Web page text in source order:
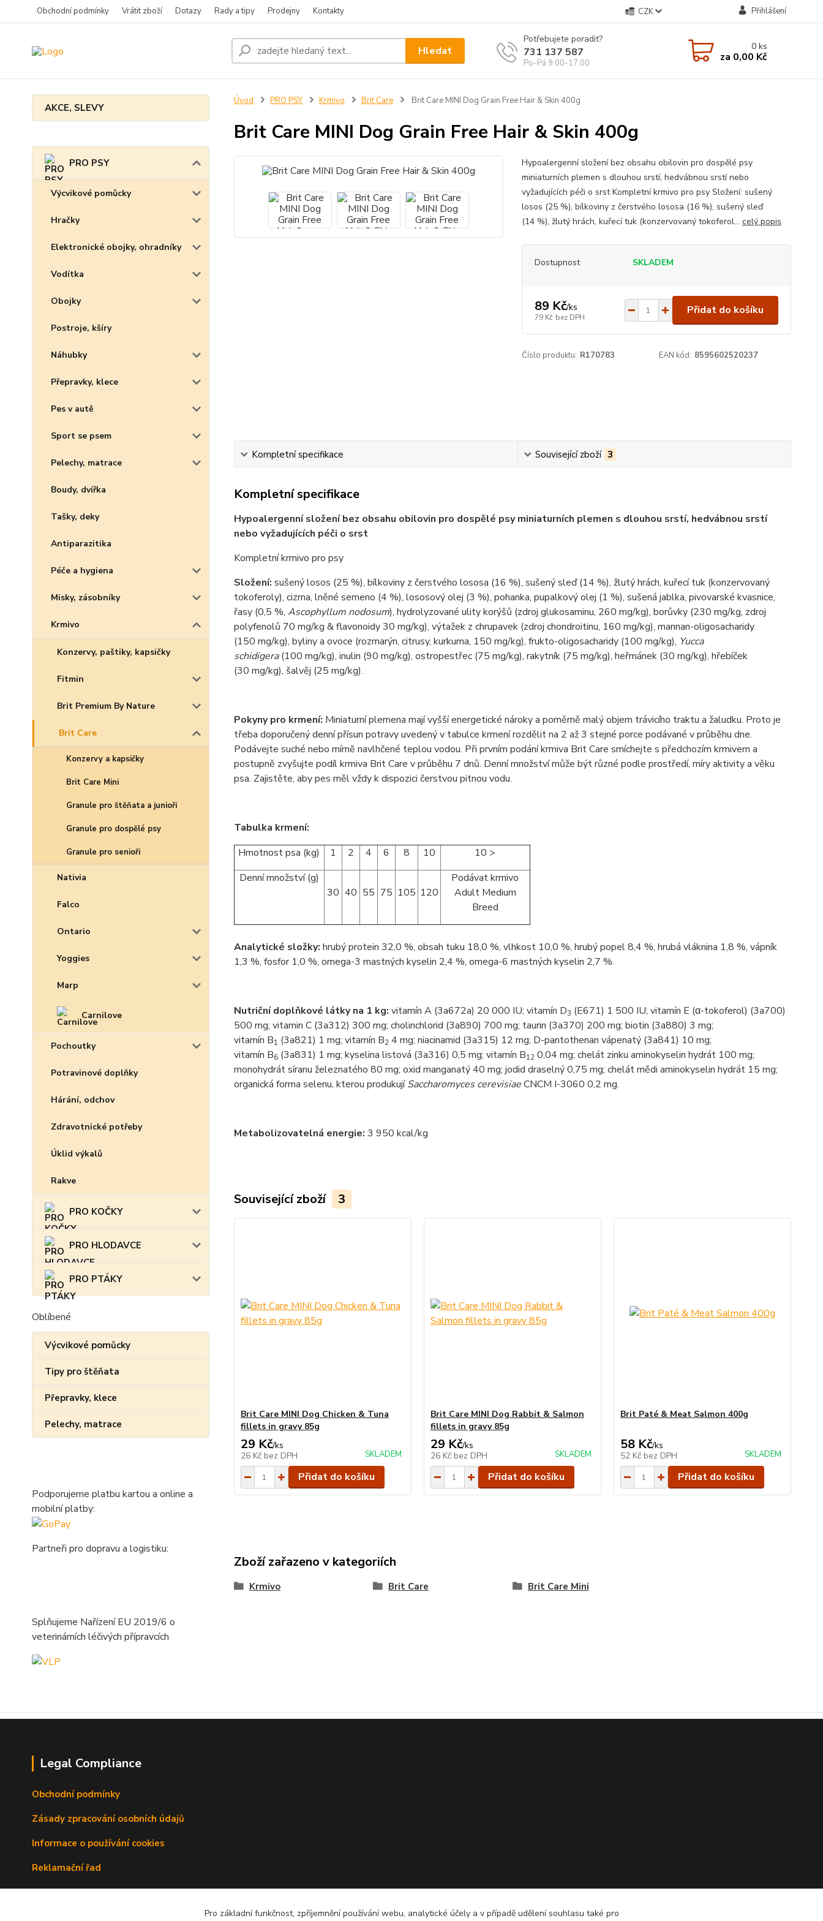
Obchodní podmínky Vrátit zboží Dotazy Rady a tipy Prodejny Kontakty CZK Přihlášení
Hledat
Potřebujete poradit?
731 137 587
Po-Pá 9:00-17:00
0ks
za 0,00 Kč
AKCE, SLEVY
PRO PSY
Výcvikové pomůcky
Hračky
Elektronické obojky, ohradníky
Vodítka
Obojky
Postroje, kšíry
Náhubky
Přepravky, klece
Pes v autě
Sport se psem
Pelechy, matrace
Boudy, dvířka
Tašky, deky
Antiparazitika
Péče a hygiena
Misky, zásobníky
Krmivo
Konzervy, paštiky, kapsičky
Fitmin
Brit Premium By Nature
Brit Care
Konzervy a kapsičky
Brit Care Mini
Granule pro štěňata a junioři
Granule pro dospělé psy
Granule pro senioři
Nativia
Falco
Ontario
Yoggies
Marp
Carnilove
Pochoutky
Potravinové doplňky
Hárání, odchov
Zdravotnické potřeby
Úklid výkalů
Rakve
PRO KOČKY
PRO HLODAVCE
PRO PTÁKY
Oblíbené
Výcvikové pomůcky
Tipy pro štěňata
Přepravky, klece
Pelechy, matrace
Podporujeme platbu kartou a online a
mobilní platby:
Partneři pro dopravu a logistiku:
Splňujeme Nařízení EU 2019/6 o
veterinárních léčivých přípravcích
Úvod PRO PSY Krmivo Brit Care Brit Care MINI Dog Grain Free Hair & Skin 400g
Brit Care MINI Dog Grain Free Hair & Skin 400g
Hypoalergenní složení bez obsahu obilovin pro dospělé psy
miniaturních plemen s dlouhou srstí, hedvábnou srstí nebo
vyžadujících péči o srst Kompletní krmivo pro psy Složení: sušený
losos (25 %), bílkoviny z čerstvého lososa (16 %), sušený sleď
(14 %), žlutý hrách, kuřecí tuk (konzervovaný tokoferol... celý popis
Dostupnost SKLADEM
89 Kč/ks
79 Kč bez DPH
Přidat do košíku
Číslo produktu: R170783 EAN kód: 8595602520237
Kompletní specifikace Související zboží 3
Kompletní specifikace
Hypoalergenní složení bez obsahu obilovin pro dospělé psy miniaturních plemen s dlouhou srstí, hedvábnou srstí
nebo vyžadujících péči o srst
Kompletní krmivo pro psy
Složení: sušený losos (25 %), bílkoviny z čerstvého lososa (16 %), sušený sleď (14 %), žlutý hrách, kuřecí tuk (konzervovaný
tokoferoly), cizrna, lněné semeno (4 %), lososový olej (3 %), pohanka, pupalkový olej (1 %), sušená jablka, pivovarské kvasnice,
řasy (0,5 %, Ascophyllum nodosum), hydrolyzované ulity korýšů (zdroj glukosaminu, 260 mg/kg), borůvky (230 mg/kg, zdroj
polyfenolů 70 mg/kg & flavonoidy 30 mg/kg), výtažek z chrupavek (zdroj chondroitinu, 160 mg/kg), mannan-oligosacharidy
(150 mg/kg), byliny a ovoce (rozmarýn, citrusy, kurkuma, 150 mg/kg), frukto-oligosacharidy (100 mg/kg), Yucca
schidigera(100 mg/kg), inulin (90 mg/kg), ostropestřec (75 mg/kg), rakytník (75 mg/kg), heřmánek (30 mg/kg), hřebíček
(30 mg/kg), šalvěj (25 mg/kg).
Pokyny pro krmení: Miniaturní plemena mají vyšší energetické nároky a poměrně malý objem trávicího traktu a žaludku. Proto je
třeba doporučený denní přísun potravy uvedený v tabulce krmení rozdělit na 2 až 3 stejné porce podávané v průběhu dne.
Podávejte suché nebo mírně navlhčené teplou vodou. Při prvním podání krmiva Brit Care smíchejte s předchozím krmivem a
postupně zvyšujte podíl krmiva Brit Care v průběhu 7 dnů. Denní množství může být různé podle prostředí, míry aktivity a věku
psa. Zajistěte, aby pes měl vždy k dispozici čerstvou pitnou vodu.
Tabulka krmení:
Hmotnost psa (kg)
1 2 4 6 8 10
10 >
Denní množství (g)
30 40 55 75 105 120
Podávat krmivo
Adult Medium
Breed
Analytické složky: hrubý protein 32,0 %, obsah tuku 18,0 %, vlhkost 10,0 %, hrubý popel 8,4 %, hrubá vláknina 1,8 %, vápník
1,3 %, fosfor 1,0 %, omega-3 mastných kyselin 2,4 %, omega-6 mastných kyselin 2,7 %.
Nutriční doplňkové látky na 1 kg: vitamín A (3a672a) 20 000 IU; vitamín D3 (E671) 1 500 IU; vitamín E (α-tokoferol) (3a700)
500 mg; vitamin C (3a312) 300 mg; cholinchlorid (3a890) 700 mg; taurin (3a370) 200 mg; biotin (3a880) 3 mg;
vitamín B1 (3a821) 1 mg; vitamín B2 4 mg; niacinamid (3a315) 12 mg; D-pantothenan vápenatý (3a841) 10 mg;
vitamín B6(3a831) 1 mg; kyselina listová (3a316) 0,5 mg; vitamín B12 0,04 mg; chelát zinku aminokyselin hydrát 100 mg;
monohydrát síranu železnatého 80 mg; oxid manganatý 40 mg; jodid draselný 0,75 mg; chelát mědi aminokyselin hydrát 15 mg;
organická forma selenu, kterou produkujíSaccharomyces cerevisiaeCNCM I-3060 0,2 mg.
Metabolizovatelná energie: 3 950 kcal/kg
Související zboží 3
Brit Care MINI Dog Chicken & Tuna
fillets in gravy 85g
29 Kč/ks
26 Kč bez DPH SKLADEM
Přidat do košíku
Brit Care MINI Dog Rabbit & Salmon
fillets in gravy 85g
29 Kč/ks
26 Kč bez DPH SKLADEM
Přidat do košíku
Brit Paté & Meat Salmon 400g
58 Kč/ks
52 Kč bez DPH SKLADEM
Přidat do košíku
Zboží zařazeno v kategoriích
Krmivo Brit Care Brit Care Mini
Legal Compliance
Obchodní podmínky
Zásady zpracování osobních údajů
Informace o používání cookies
Reklamační řad
Doprava a platba
Pro základní funkčnost, zpříjemnění používání webu, analytické účely a v případě udělení souhlasu také pro